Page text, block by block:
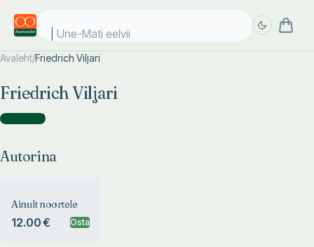
Une-Mati eelviim
Avaleht/Friedrich Viljari
Friedrich Viljari
Autorina )
Autorina
Ainult noortele
12.00 € Osta